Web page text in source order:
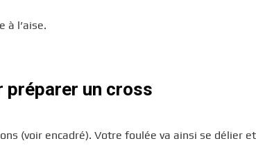
à l’aise.
préparer un cross
(voir encadré). Votre foulée va ainsi se délier